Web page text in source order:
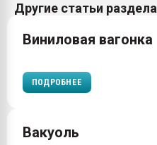
Другие статьи раздела
Виниловая вагонка
ПОДРОБНЕЕ
Вакуоль